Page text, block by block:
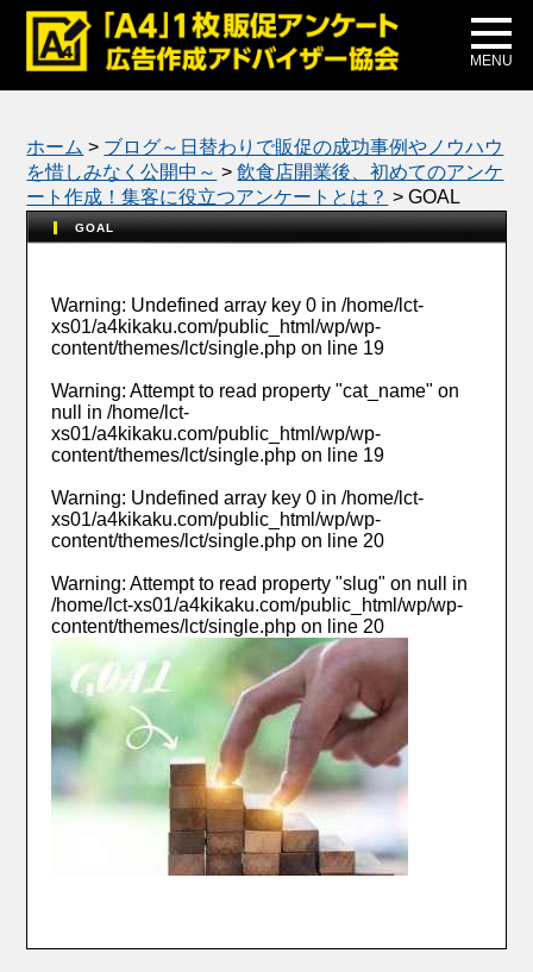
MENU
メディア掲載
公式ブログ
ホーム > ブログ～日替わりで販促の成功事例やノウハウ
を惜しみなく公開中～ >飲食店開業後、初めてのアンケ
ート作成！集客に役立つアンケートとは？ >GOAL
GOAL
Warning: Undefined array key 0 in/home/lct-
xs01/a4kikaku.com/public_html/wp/wp-
content/themes/lct/single.php on line 19
Warning: Attempt to read property "cat_name" on
null in/home/lct-
xs01/a4kikaku.com/public_html/wp/wp-
content/themes/lct/single.php on line 19
Warning: Undefined array key 0 in/home/lct-
xs01/a4kikaku.com/public_html/wp/wp-
content/themes/lct/single.php on line 20
Warning: Attempt to read property "slug" on null in
/home/lct-xs01/a4kikaku.com/public_html/wp/wp-
content/themes/lct/single.php on line 20